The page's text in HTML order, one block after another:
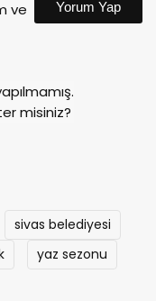
ve
Yorum Yap
misiniz?
sivas belediyesi
yaz sezonu